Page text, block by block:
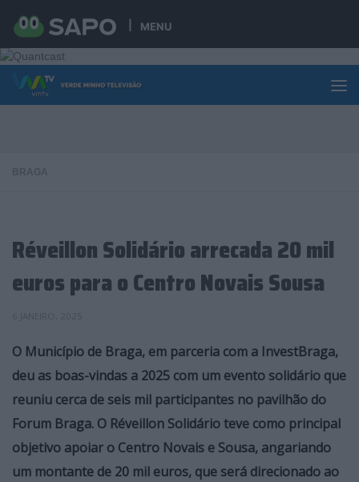
MENU
Skip to content
Réveillon Solidário arrecada 20 mil
euros para o Centro Novais Sousa
O Município de Braga, em parceria com a InvestBraga,
deu as boas-vindas a 2025 com um evento solidário que
reuniu cerca de seis mil participantes no pavilhão do
Forum Braga. O Réveillon Solidário teve como principal
objetivo apoiar o Centro Novais e Sousa, angariando
um montante de 20 mil euros, que será direcionado ao